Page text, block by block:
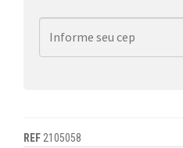
REF2105058